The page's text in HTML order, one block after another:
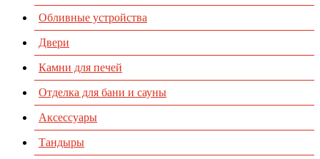
Обливные устройства
Двери
Камни для печей
Отделка для бани и сауны
Аксессуары
Тандыры